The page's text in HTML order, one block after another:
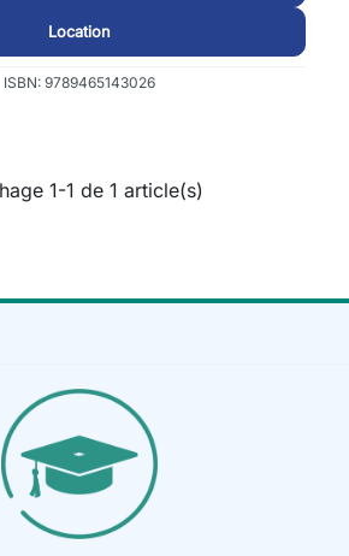
Location
ISBN: 9789465143026
1-1 de 1 article(s)